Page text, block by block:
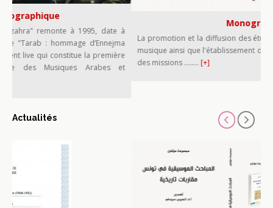
à 1995, date à
d’Ennejma
la première
Arabes et
La promotion et la diffusion des études et recherches
musique ainsi que l'établissement du patrimoine
des missions ........
[+]
Actualités
MAI
24